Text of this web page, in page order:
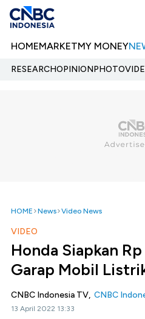
HOMEMARKETMY MONEY
RESEARCHOPINIONPHOTO
HOME News Video News
VIDEO
Honda Siapkan
Garap Mobil
CNBC Indonesia TV, CNBC
13 April 2022 13:33